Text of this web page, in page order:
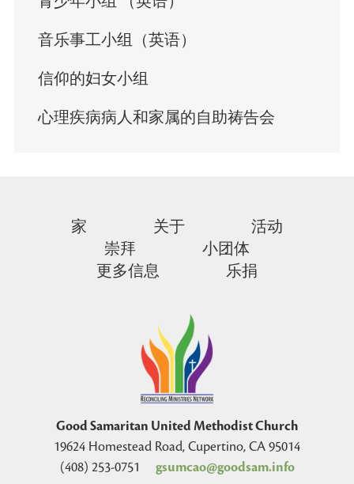
音乐事工小组（英语）
信仰的妇女小组
心理疾病病人和家属的自助祷告会
家 关于
活动
崇拜
小团体
更多信息
乐捐
Good Samaritan United Methodist Church
19624 Homestead Road, Cupertino, CA 95014
(408) 253-0751
gsumcao@goodsam.info